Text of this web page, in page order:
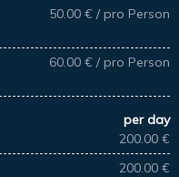
50.00 € / pro Person
60.00 € / pro Person
per day
200.00 €
200.00 €